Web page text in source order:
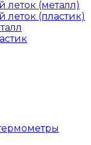
леток (металл)
леток (пластик)